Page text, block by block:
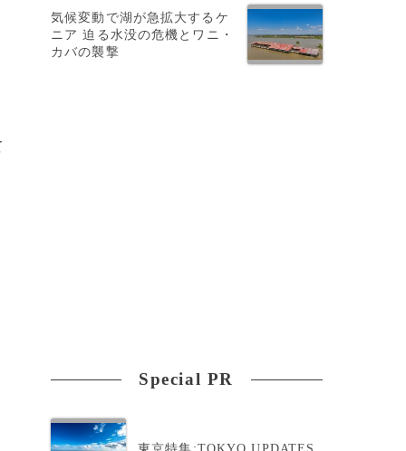
気候変動で湖が急拡大するケ
ニア 迫る水没の危機とワニ・
カバの襲撃
Special PR
東京特集:TOKYO UPDATES